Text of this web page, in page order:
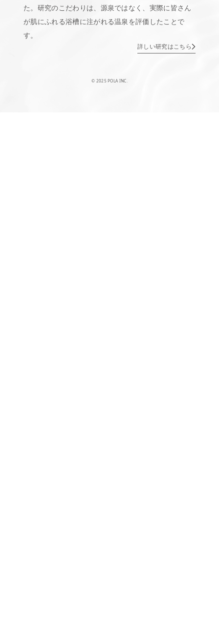
た。研究のこだわりは、源泉ではなく、実際に皆さん
が肌にふれる浴槽に注がれる温泉を評価したことで
す。
詳しい研究はこちら
© 2025 POLA INC.